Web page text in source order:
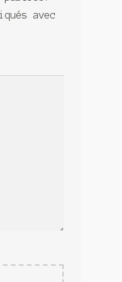
avec